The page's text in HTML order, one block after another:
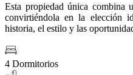
Esta propiedad única combina
convirtiéndola en la elección
historia, el estilo y las
4 Dormitorios